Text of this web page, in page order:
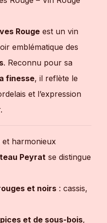
Rouge est un vin
emblématique des
. Reconnu pour sa
finesse, il reflète le
et l’expression
harmonieux
Peyrat se distingue
et noirs : cassis,
et de sous-bois,